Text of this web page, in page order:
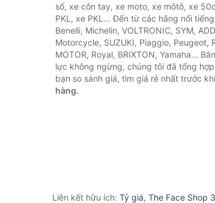
số, xe côn tay, xe moto, xe môtô, xe
PKL, xe PKL... Đến từ các hãng nổi
Benelli, Michelin, VOLTRONIC, SYM,
Motorcycle, SUZUKI, Piaggio, Peugeot,
MOTOR, Royal, BRIXTON, Yamaha...
lực không ngừng, chúng tôi đã tổng
bạn so sánh giá, tìm giá rẻ nhất trước
hàng.
Liên kết hữu ích: Tỷ giá, The Face Shop